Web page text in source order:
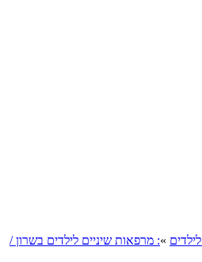
»: מרפאות שיניים לילדים בשרון /